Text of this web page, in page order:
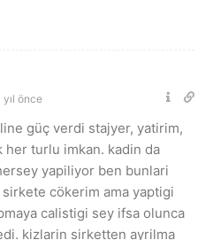
yıl önce
güç verdi stajyer, yatirim,
turlu imkan. kadin da
yapiliyor ben bunlari
cökerim ama yaptigi
calistigi sey ifsa olunca
kizlarin sirketten ayrilma